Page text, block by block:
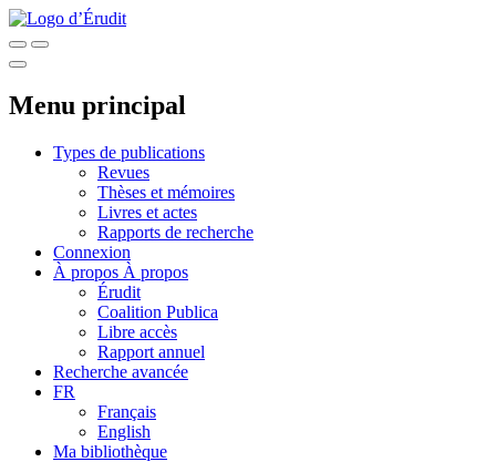
Menu principal
Types de publications
Revues
Thèses et mémoires
Livres et actes
Rapports de recherche
Connexion
À propos À propos
Érudit
Coalition Publica
Libre accès
Rapport annuel
Recherche avancée
FR
Français
English
Ma bibliothèque